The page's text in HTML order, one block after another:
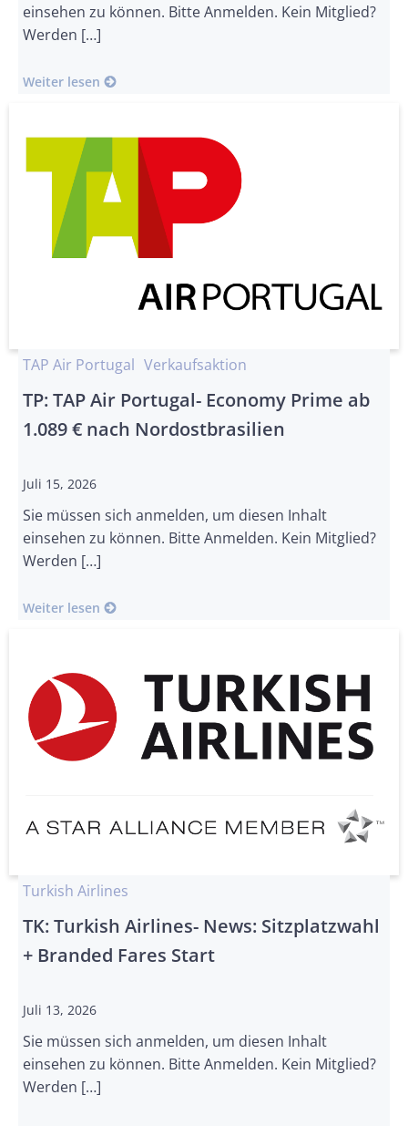
einsehen zu können. Bitte Anmelden. Kein Mitglied?
Werden […]
Weiter lesen
TAP Air Portugal Verkaufsaktion
TP: TAP Air Portugal- Economy Prime ab
1.089 € nach Nordostbrasilien
Juli 15, 2026
Sie müssen sich anmelden, um diesen Inhalt
einsehen zu können. Bitte Anmelden. Kein Mitglied?
Werden […]
Weiter lesen
Turkish Airlines
TK: Turkish Airlines- News: Sitzplatzwahl
+ Branded Fares Start
Juli 13, 2026
Sie müssen sich anmelden, um diesen Inhalt
einsehen zu können. Bitte Anmelden. Kein Mitglied?
Werden […]